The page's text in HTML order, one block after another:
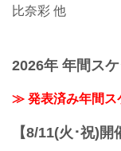
比奈彩 他
2026年 年間ス
≫ 発表済み年間ス
【8/11(火･祝)